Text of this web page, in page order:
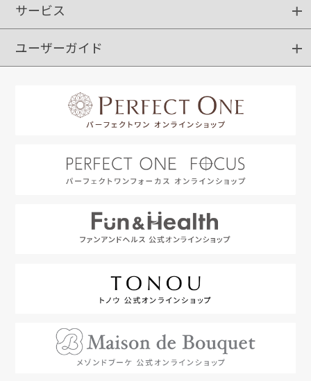
ショッピングガイド
ご注文方法
送料・配送
クーポンご利用方法
サービス
定期購入
ポイントサービス
お知らせメール
ユーザーガイド